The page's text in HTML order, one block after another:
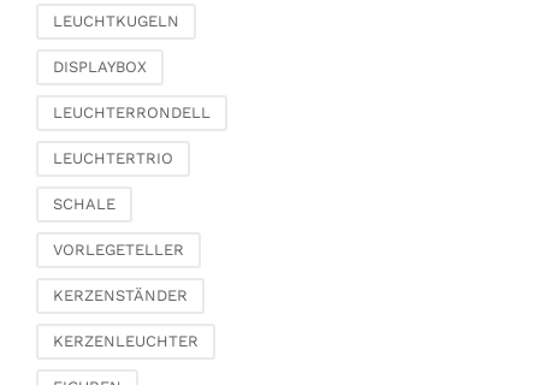
LEUCHTKUGELN
DISPLAYBOX
LEUCHTERRONDELL
LEUCHTERTRIO
SCHALE
VORLEGETELLER
KERZENSTÄNDER
KERZENLEUCHTER